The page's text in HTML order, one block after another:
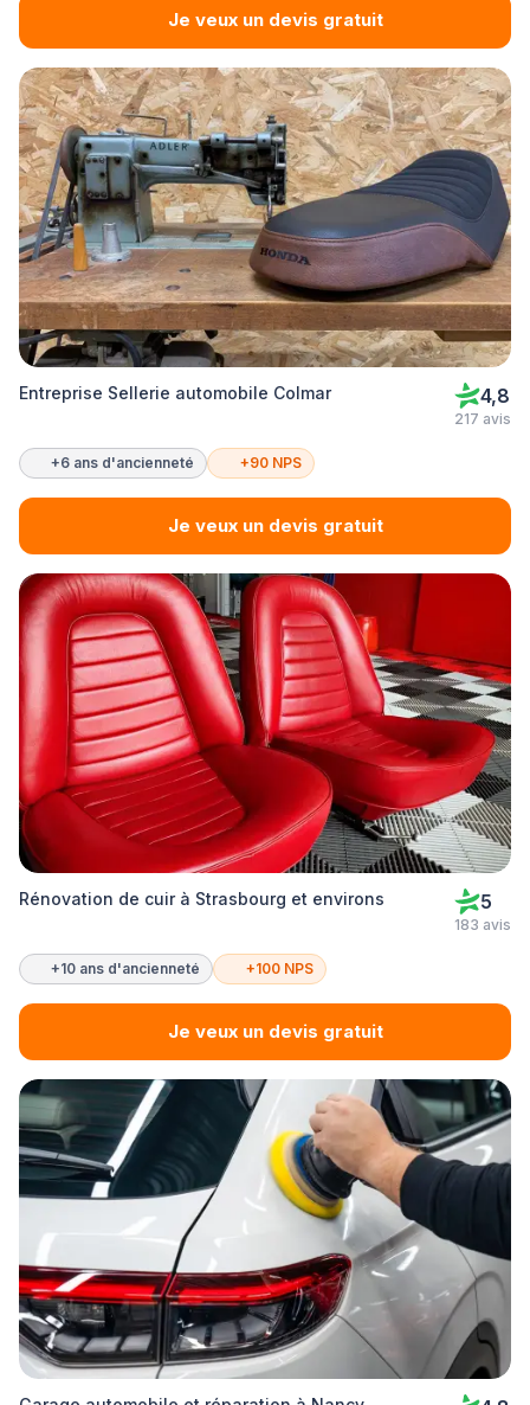
Je veux un devis gratuit
Entreprise Sellerie automobile Colmar 4,8
217 avis
+6 ans d'ancienneté +90 NPS
Je veux un devis gratuit
Rénovation de cuir à Strasbourg et environs 5
183 avis
+10 ans d'ancienneté +100 NPS
Je veux un devis gratuit